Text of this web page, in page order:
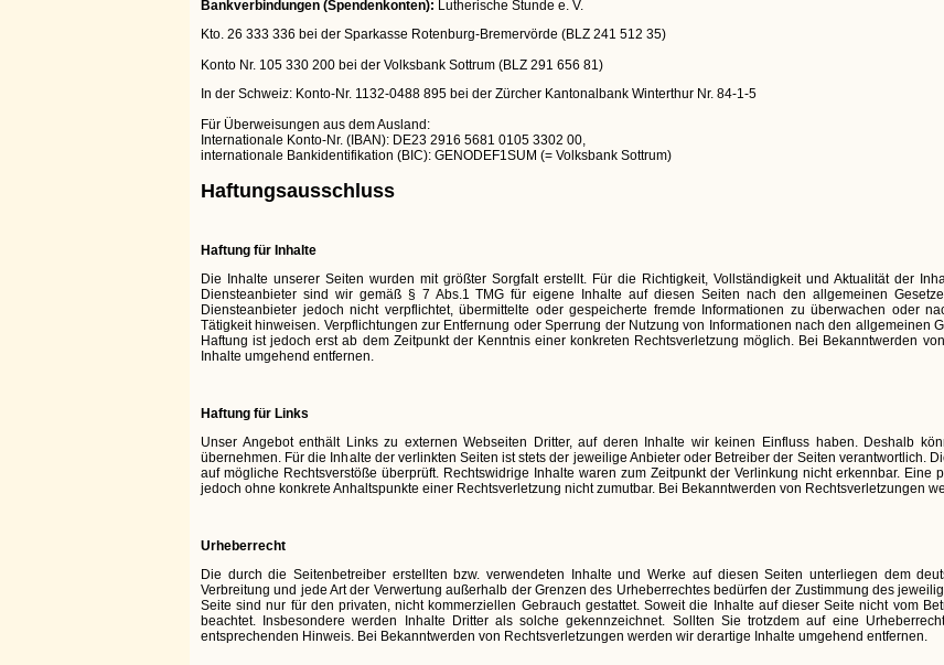
Bankverbindungen (Spendenkonten): Lutherische Stunde e. V.
Kto. 26 333 336 bei der Sparkasse Rotenburg-Bremervörde (BLZ 241 512 35)
Konto Nr. 105 330 200 bei der Volksbank Sottrum (BLZ 291 656 81)
In der Schweiz: Konto-Nr. 1132-0488 895 bei der Zürcher Kantonalbank Winterthur Nr. 84-1-5
Für Überweisungen aus dem Ausland:
Internationale Konto-Nr. (IBAN): DE23 2916 5681 0105 3302 00,
internationale Bankidentifikation (BIC): GENODEF1SUM (= Volksbank Sottrum)
Haftungsausschluss
Haftung für Inhalte
Die Inhalte unserer Seiten wurden mit größter Sorgfalt erstellt. Für die Richtigkeit, Vollständigkeit und Aktualität der
Diensteanbieter sind wir gemäß § 7 Abs.1 TMG für eigene Inhalte auf diesen Seiten nach den allgemeinen
Diensteanbieter jedoch nicht verpflichtet, übermittelte oder gespeicherte fremde Informationen zu überwachen oder
Tätigkeit hinweisen. Verpflichtungen zur Entfernung oder Sperrung der Nutzung von Informationen nach den allgemeinen
Haftung ist jedoch erst ab dem Zeitpunkt der Kenntnis einer konkreten Rechtsverletzung möglich. Bei Bekanntwerden
Inhalte umgehend entfernen.
Haftung für Links
Unser Angebot enthält Links zu externen Webseiten Dritter, auf deren Inhalte wir keinen Einfluss haben. Deshalb
übernehmen. Für die Inhalte der verlinkten Seiten ist stets der jeweilige Anbieter oder Betreiber der Seiten verantwortlich.
auf mögliche Rechtsverstöße überprüft. Rechtswidrige Inhalte waren zum Zeitpunkt der Verlinkung nicht erkennbar.
jedoch ohne konkrete Anhaltspunkte einer Rechtsverletzung nicht zumutbar. Bei Bekanntwerden von Rechtsverletzungen
Urheberrecht
Die durch die Seitenbetreiber erstellten bzw. verwendeten Inhalte und Werke auf diesen Seiten unterliegen dem
Verbreitung und jede Art der Verwertung außerhalb der Grenzen des Urheberrechtes bedürfen der Zustimmung des
Seite sind nur für den privaten, nicht kommerziellen Gebrauch gestattet. Soweit die Inhalte auf dieser Seite nicht vom
beachtet. Insbesondere werden Inhalte Dritter als solche gekennzeichnet. Sollten Sie trotzdem auf eine
entsprechenden Hinweis. Bei Bekanntwerden von Rechtsverletzungen werden wir derartige Inhalte umgehend entfernen.